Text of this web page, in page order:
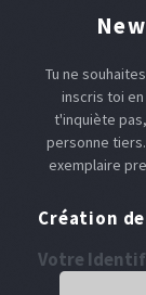
Tu ne
inscris toi
t'inquiète
personne
exemplaire
Création
Votre